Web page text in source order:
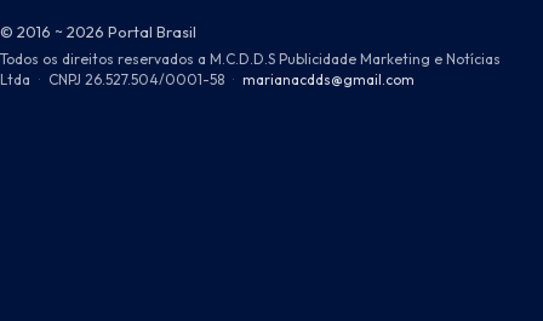
© 2016 ~ 2026 Portal Brasil
Todos os direitos reservados a M.C.D.D.S Publicidade Marketing e Notícias
Ltda · CNPJ 26.527.504/0001-58 · marianacdds@gmail.com